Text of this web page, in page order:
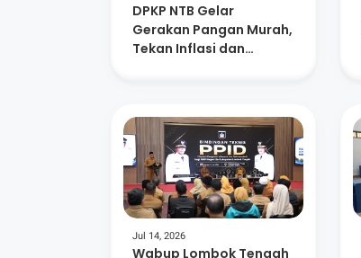
DPKP NTB Gelar
Gerakan Pangan Murah,
Tekan Inflasi dan
Jul 14, 2026
Wabup Lombok Tengah